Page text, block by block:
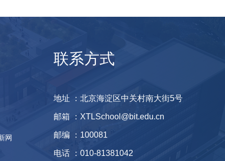
网
联系方式
地址 ：北京海淀区中关村南大街5号
邮箱 ：XTLSchool@bit.edu.cn
邮编 ：100081
电话 ：010-81381042